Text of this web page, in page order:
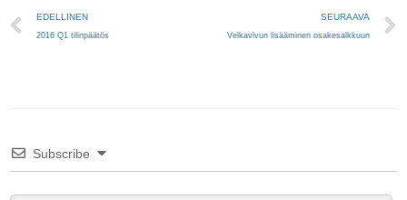
Prev
EDELLINEN
2016 Q1 tilinpäätös
SEURAAVA
Velkavivun lisääminen osakesalkkuun
Subscribe